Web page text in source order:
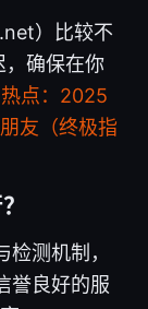
）比较不
，确保在你
点：2025
友（终极指
测机制，
誉良好的服